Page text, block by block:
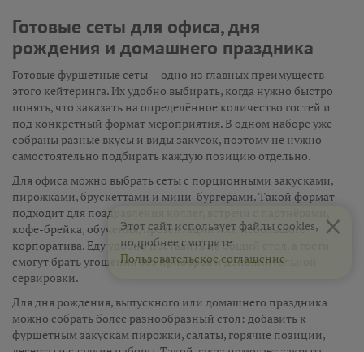
Готовые сеты для офиса, дня
рождения и домашнего праздника
Готовые фуршетные сеты — одно из главных преимуществ
этого кейтеринга. Их удобно выбирать, когда нужно быстро
понять, что заказать на определённое количество гостей и
под конкретный формат мероприятия. В одном наборе уже
собраны разные вкусы и виды закусок, поэтому не нужно
самостоятельно подбирать каждую позицию отдельно.
Для офиса можно выбрать сеты с порционными закусками,
пирожками, брускеттами и мини-бургерами. Такой формат
подходит для поздравления коллег, встречи с партнёрами,
кофе-брейка, обучения, презентации или небольшого
корпоратива. Еду удобно поставить на общий стол, а гости
смогут брать угощения без приборов и дополнительной
сервировки.
Для дня рождения, выпускного или домашнего праздника
можно собрать более разнообразный стол: добавить к
фуршетным закускам пирожки, салаты, горячие позиции,
×
Этот сайт использует файлы cookies,
подробнее смотрите
Пользовательское соглашение